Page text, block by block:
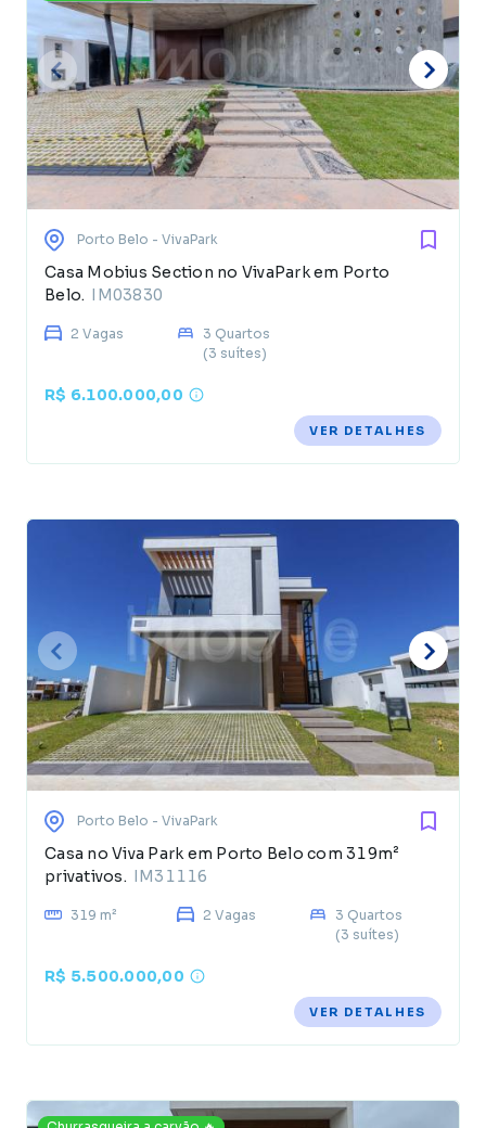
Porto Belo - VivaPark
Casa Mobius Section no VivaPark em Porto
Belo. IM03830
2 Vagas
3 Quartos
(3 suítes)
R$ 6.100.000,00
VER DETALHES
Porto Belo - VivaPark
Casa no Viva Park em Porto Belo com 319m²
privativos. IM31116
319 m² 2 Vagas
3 Quartos
(3 suítes)
R$ 5.500.000,00
VER DETALHES